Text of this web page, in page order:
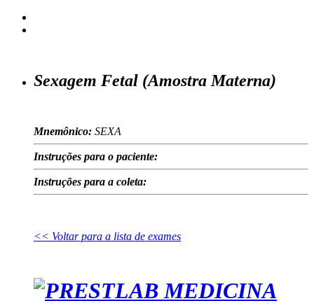
Sexagem Fetal (Amostra Materna)
Mnemônico: SEXA
Instruções para o paciente:
Instruções para a coleta:
<< Voltar para a lista de exames